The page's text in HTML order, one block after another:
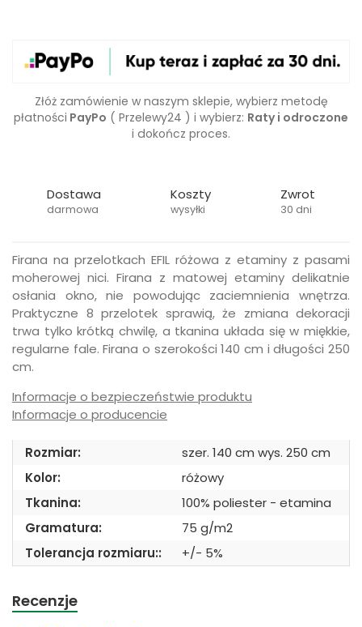
Złóż zamówienie w naszym sklepie, wybierz metodę
płatności PayPo ( Przelewy24 ) i wybierz: Raty i odroczone
i dokończ proces.
Dostawa
darmowa
Koszty
wysyłki
Zwrot
30 dni
Firana na przelotkach EFIL różowa z etaminy z pasami
moherowej nici. Firana z matowej etaminy delikatnie
osłania okno, nie powodując zaciemnienia wnętrza.
Praktyczne 8 przelotek sprawią, że zmiana dekoracji
trwa tylko krótką chwilę, a tkanina układa się w miękkie,
regularne fale. Firana o szerokości 140 cm i długości 250
cm.
Informacje o bezpieczeństwie produktu
Informacje o producencie
Rozmiar:
szer. 140 cm wys. 250 cm
Kolor:
różowy
Tkanina:
100% poliester - etamina
Gramatura:
75 g/m2
Tolerancja rozmiaru::
+/- 5%
Recenzje